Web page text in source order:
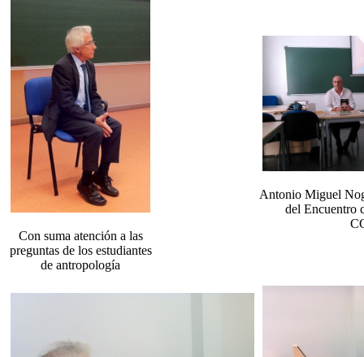
Con suma atención a las
preguntas de los estudiantes
de antropología
Antonio Miguel
del Encuentro